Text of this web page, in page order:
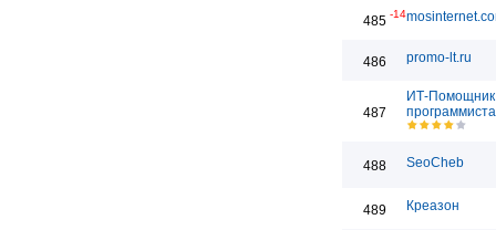
485 -14
486 promo-lt.ru
487
ИТ-Помощник
программиста
488 SeoCheb
489 Креазон